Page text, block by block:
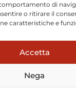
di
o ritirare il
caratteristiche e
Accetta
Nega